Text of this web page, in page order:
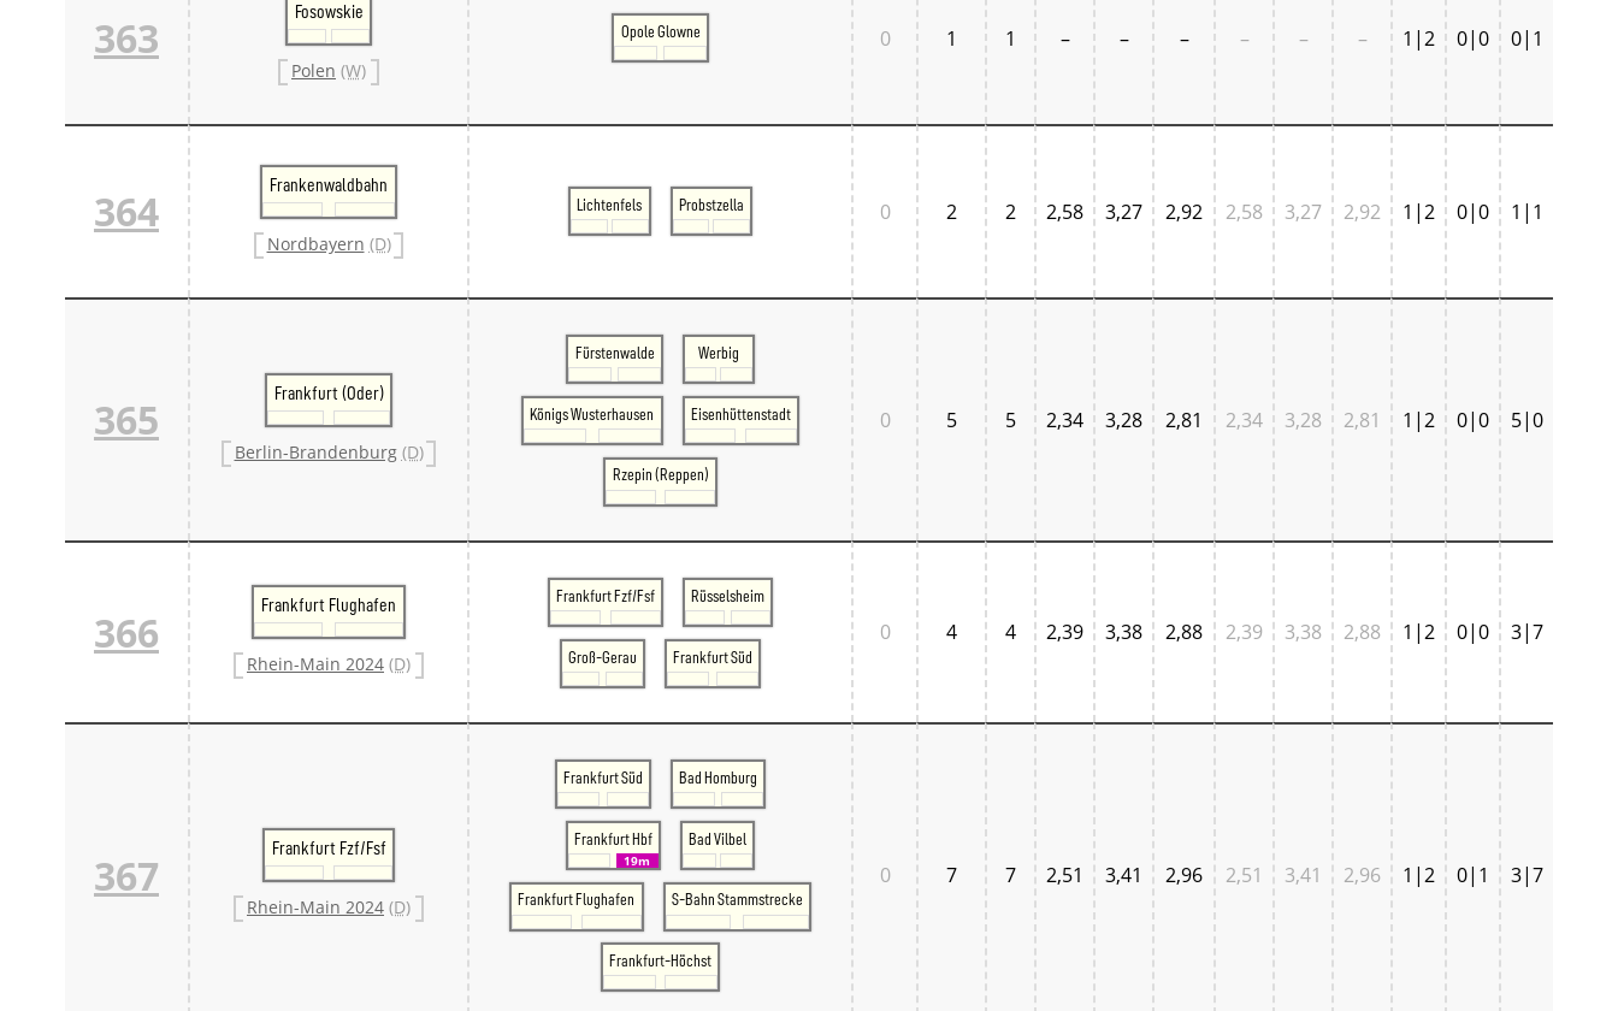
363
Fosowskie
Polen (W)
Opole Glowne 0 1 1 – – – – – – 1|2 0|0 0|1
364
Frankenwaldbahn
Nordbayern (D)
Lichtenfels Probstzella 0 2 2 2,58 3,27 2,92 2,58 3,27 2,92 1|2 0|0 1|1
365
Frankfurt (Oder)
Berlin-Brandenburg (D)
Fürstenwalde Werbig
Königs Wusterhausen Eisenhüttenstadt
Rzepin (Reppen)
0 5 5 2,34 3,28 2,81 2,34 3,28 2,81 1|2 0|0 5|0
366
Frankfurt Flughafen
Rhein-Main 2024 (D)
Frankfurt Fzf/Fsf Rüsselsheim
Groß-Gerau Frankfurt Süd
0 4 4 2,39 3,38 2,88 2,39 3,38 2,88 1|2 0|0 3|7
367
Frankfurt Fzf/Fsf
Rhein-Main 2024 (D)
Frankfurt Süd Bad Homburg
Frankfurt Hbf
19m
Bad Vilbel
Frankfurt Flughafen S-Bahn Stammstrecke
Frankfurt-Höchst
0 7 7 2,51 3,41 2,96 2,51 3,41 2,96 1|2 0|1 3|7